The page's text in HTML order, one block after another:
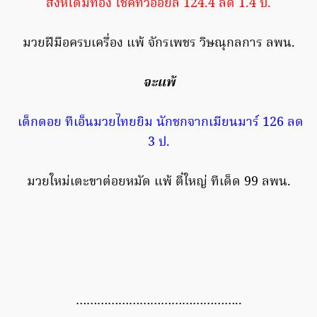
สิงห์โดมทอง โชคทวีออยล์ 124.4 ลด 1.4 ป.
มวยฝีมือครบเครื่อง แพ้ จักรเพชร วิษณุกลการ ลพน.
จะแพ้
เด็กดอย ทีเอ็นมวยไทยยิม นักชกจากเมียนมาร์ 126 ลด
3 ป.
มวยใหม่เตะขาต่อยหมัด แพ้ ตี๋ใหญ่ ทีเด็ด 99 ลพน.
………………………………………..